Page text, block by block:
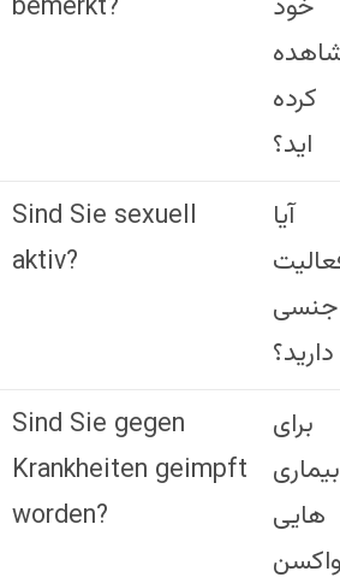
کرده
اید؟
Sind Sie sexuell
aktiv?
آیا
جنسی
دارید؟
Sind Sie gegen
Krankheiten geimpft
worden?
برای
بیماری
هایی